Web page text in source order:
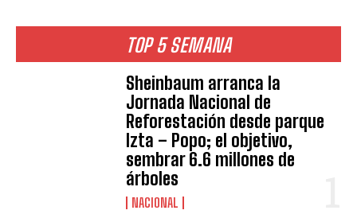
TOP 5 SEMANA
Sheinbaum arranca la
Jornada Nacional de
Reforestación desde parque
Izta – Popo; el objetivo,
sembrar 6.6 millones de
árboles
NACIONAL